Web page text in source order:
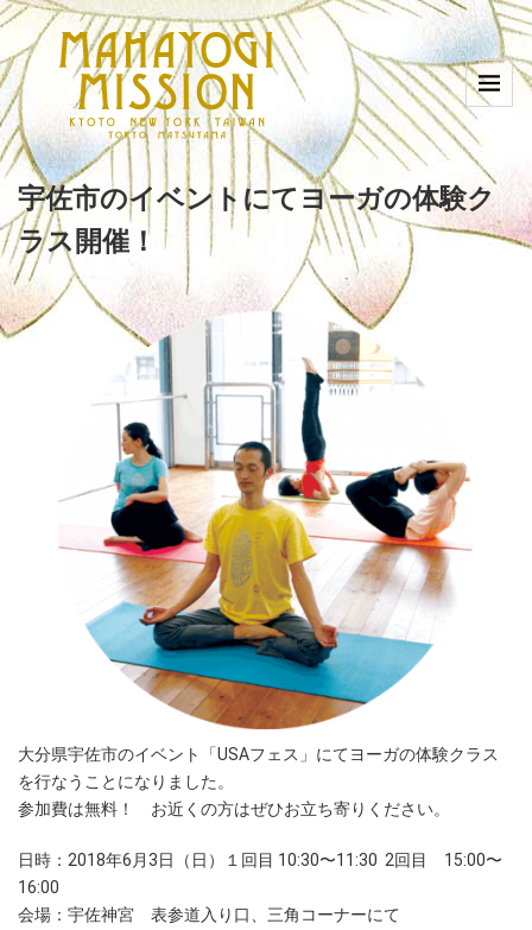
宇佐市のイベントにてヨーガの体験ク
ラス開催！
大分県宇佐市のイベント「USAフェス」にてヨーガの体験クラス
を行なうことになりました。
参加費は無料！ お近くの方はぜひお立ち寄りください。
日時：2018年6月3日（日）１回目 10:30〜11:30 2回目 15:00〜
16:00
会場：宇佐神宮 表参道入り口、三角コーナーにて